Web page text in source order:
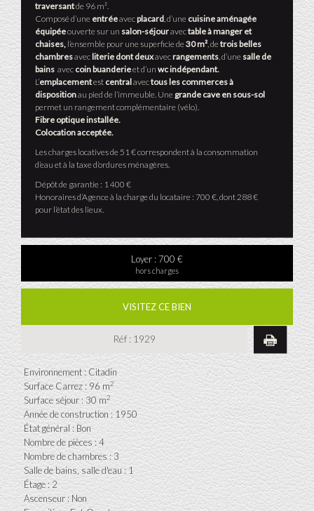
traversantde 96 m².
Composé d’une entréeavecplacard, d’une cuisine aménagée
équipéeouverte sur un salon-séjouravectable à manger et
chaises, l’ensemble pour une superficie de30 m², detrois belles
chambresavec literie dont deuxavecrangements, d’une salle de
bains avec coin buanderieet d’un wc indépendant.
L’emplacementest centralavectous les commerces à
dispositionau pied de l’immeuble. Unegrande cave en sous-sol
permet un rangement complémentaire (vélo).
Fibre optique installée.
Colocation acceptée.
Les charges locatives de 51 € correspondent à la consommation
d’eau et à la taxe d’ordures ménagères.
Dépôt de garantie : 1 400 €
Honoraires d’Agence à la charge du locataire : 700 €, dont 288 €
pour l’état des lieux.
Loyer : 700 €
hors charges
VISITEZ CE BIEN
Réf : 1929
Environnement : Citadin
Surface Carrez : 96 m2
Surface séjour : 30 m2
Année de construction : 1950
État général : Bon
Nombre de pièces : 4
Nombre de chambres : 3
Salle de bains, salle d'eau : 1
Étage : 2
Ascenseur : Non